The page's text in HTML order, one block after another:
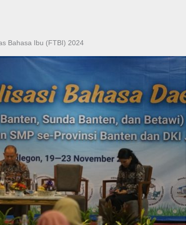
Bahasa Ibu (FTBI) 2024